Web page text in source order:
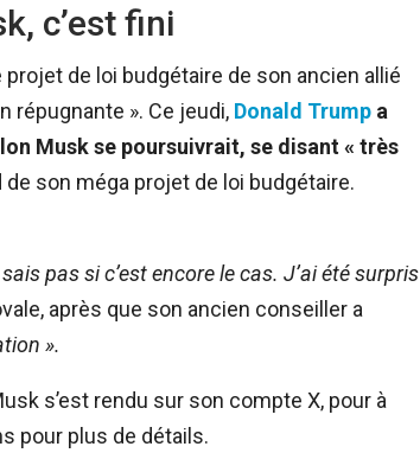
c’est fini
de loi budgétaire de son ancien allié
répugnante ». Ce jeudi, Donald Trump a
Musk se poursuivrait, se disant « très
de son méga projet de loi budgétaire.
pas si c’est encore le cas. J’ai été surpris
après que son ancien conseiller a
».
s’est rendu sur son compte X, pour à
pour plus de détails.